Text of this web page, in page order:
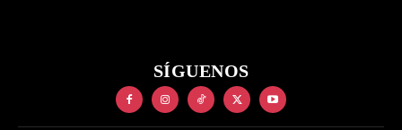
SÍGUENOS